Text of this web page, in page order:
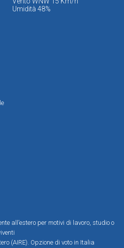
Umidità 48%
all’estero per motivi di lavoro, studio o
(AIRE). Opzione di voto in Italia